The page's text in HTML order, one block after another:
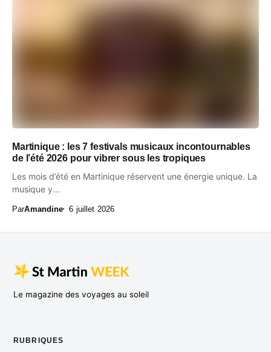
Martinique : les 7 festivals musicaux incontournables
de l’été 2026 pour vibrer sous les tropiques
Les mois d’été en Martinique réservent une énergie unique. La
musique y...
ParAmandine 6 juillet 2026
Le magazine des voyages au soleil
RUBRIQUES